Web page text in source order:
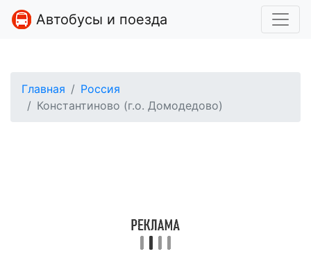
Автобусы и поезда
Главная
Россия
Константиново (г.о. Домодедово)